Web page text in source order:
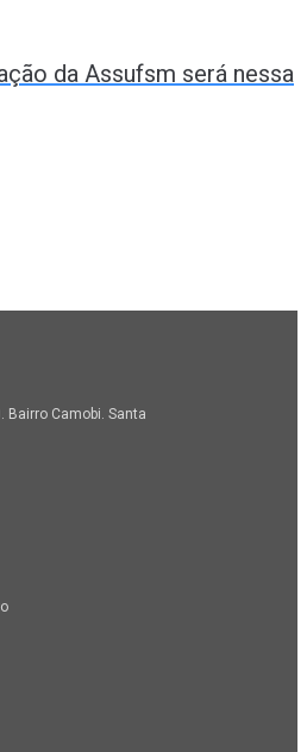
da Assufsm será nessa
Bairro Camobi. Santa